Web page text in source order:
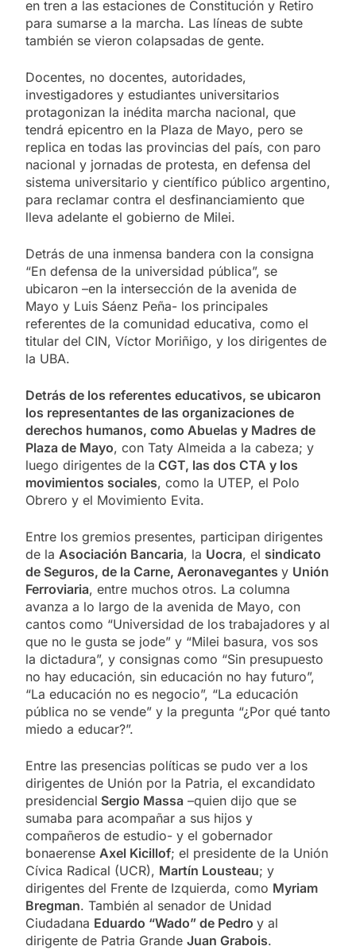
en tren a las estaciones de Constitución y Retiro
para sumarse a la marcha. Las líneas de subte
también se vieron colapsadas de gente.
Docentes, no docentes, autoridades,
investigadores y estudiantes universitarios
protagonizan la inédita marcha nacional, que
tendrá epicentro en la Plaza de Mayo, pero se
replica en todas las provincias del país, con paro
nacional y jornadas de protesta, en defensa del
sistema universitario y científico público argentino,
para reclamar contra el desfinanciamiento que
lleva adelante el gobierno de Milei.
Detrás de una inmensa bandera con la consigna
“En defensa de la universidad pública”, se
ubicaron –en la intersección de la avenida de
Mayo y Luis Sáenz Peña- los principales
referentes de la comunidad educativa, como el
titular del CIN, Víctor Moriñigo, y los dirigentes de
la UBA.
Detrás de los referentes educativos, se ubicaron
los representantes de las organizaciones de
derechos humanos, como Abuelas y Madres de
Plaza de Mayo, con Taty Almeida a la cabeza; y
luego dirigentes de la CGT, las dos CTA y los
movimientos sociales, como la UTEP, el Polo
Obrero y el Movimiento Evita.
Entre los gremios presentes, participan dirigentes
de la Asociación Bancaria, la Uocra, el sindicato
de Seguros, de la Carne, Aeronavegantes y Unión
Ferroviaria, entre muchos otros. La columna
avanza a lo largo de la avenida de Mayo, con
cantos como “Universidad de los trabajadores y al
que no le gusta se jode” y “Milei basura, vos sos
la dictadura”, y consignas como “Sin presupuesto
no hay educación, sin educación no hay futuro”,
“La educación no es negocio”, “La educación
pública no se vende” y la pregunta “¿Por qué tanto
miedo a educar?”.
Entre las presencias políticas se pudo ver a los
dirigentes de Unión por la Patria, el excandidato
presidencial Sergio Massa –quien dijo que se
sumaba para acompañar a sus hijos y
compañeros de estudio- y el gobernador
bonaerense Axel Kicillof; el presidente de la Unión
Cívica Radical (UCR), Martín Lousteau; y
dirigentes del Frente de Izquierda, como Myriam
Bregman. También al senador de Unidad
Ciudadana Eduardo “Wado” de Pedro y al
dirigente de Patria Grande Juan Grabois.